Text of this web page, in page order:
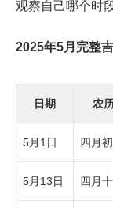
观察自己哪个时
2025年5月完整
日期 农
5月1日 四月
5月13日 四月